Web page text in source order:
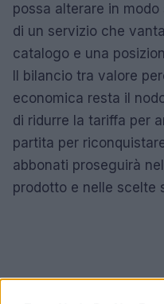
possa alterare in
di un servizio che
catalogo e una
Il bilancio tra valore
economica resta il
di ridurre la tariffa per
partita per
abbonati proseguirà
prodotto e nelle scelte